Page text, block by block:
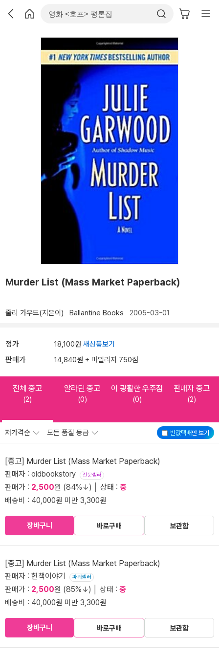
Murder List (Mass Market Paperback)
줄리 가우드(지은이) Ballantine Books 2005-03-01
정가 18,100원 새상품보기
판매가 14,840원 + 마일리지 750점
전체 중고
(2)
알라딘 중고
(0)
이 광활한 우주점
(0)
판매자 중고
(2)
반값택배만 보기
저가격순 모든 품질 등급
[중고] Murder List (Mass Market Paperback)
판매자 : oldbookstory 전문셀러
판매가 : 2,500원 (84%↓) │ 상태 : 중
배송비 : 40,000원 미만 3,300원
장바구니 바로구매 보관함
[중고] Murder List (Mass Market Paperback)
판매자 : 헌책이야기 파워셀러
판매가 : 2,500원 (85%↓) │ 상태 : 중
배송비 : 40,000원 미만 3,300원
장바구니 바로구매 보관함